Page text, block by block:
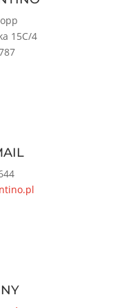
15C/4